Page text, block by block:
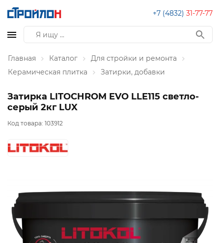
+7 (4832) 31-77-77
Главная Каталог
Для стройки и ремонта
Керамическая плитка
Затирки, добавки
Затирка LITOCHROM EVO LLE115 светло-
серый 2кг LUX
Код товара: 103912